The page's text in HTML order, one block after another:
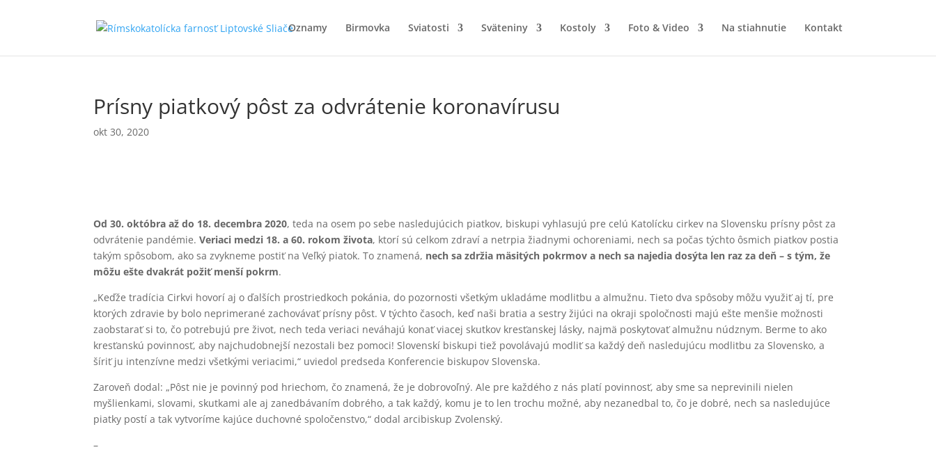
Oznamy Birmovka Sviatosti Sväteniny Kostoly Foto & Video Na stiahnutie Kontakt
Prísny piatkový pôst za odvrátenie koronavírusu
okt 30, 2020
Od 30. októbra až do 18. decembra 2020, teda na osem po sebe nasledujúcich piatkov, biskupi vyhlasujú pre celú Katolícku cirkev na Slovensku prísny pôst za
odvrátenie pandémie.Veriaci medzi 18. a 60. rokom života, ktorí sú celkom zdraví a netrpia žiadnymi ochoreniami, nech sa počas týchto ôsmich piatkov postia
takým spôsobom, ako sa zvykneme postiť na Veľký piatok. To znamená, nech sa zdržia mäsitých pokrmov a nech sa najedia dosýta len raz za deň – s tým, že
môžu ešte dvakrát požiť menší pokrm.
„Keďže tradícia Cirkvi hovorí aj o ďalších prostriedkoch pokánia, do pozornosti všetkým ukladáme modlitbu a almužnu. Tieto dva spôsoby môžu využiť aj tí, pre
ktorých zdravie by bolo neprimerané zachovávať prísny pôst. V týchto časoch, keď naši bratia a sestry žijúci na okraji spoločnosti majú ešte menšie možnosti
zaobstarať si to, čo potrebujú pre život, nech teda veriaci neváhajú konať viacej skutkov kresťanskej lásky, najmä poskytovať almužnu núdznym. Berme to ako
kresťanskú povinnosť, aby najchudobnejší nezostali bez pomoci! Slovenskí biskupi tiež povolávajú modliť sa každý deň nasledujúcu modlitbu za Slovensko, a
šíriť ju intenzívne medzi všetkými veriacimi,“ uviedol predseda Konferencie biskupov Slovenska.
Zaroveň dodal: „Pôst nie je povinný pod hriechom, čo znamená, že je dobrovoľný. Ale pre každého z nás platí povinnosť, aby sme sa neprevinili nielen
myšlienkami, slovami, skutkami ale aj zanedbávaním dobrého, a tak každý, komu je to len trochu možné, aby nezanedbal to, čo je dobré, nech sa nasledujúce
piatky postí a tak vytvoríme kajúce duchovné spoločenstvo,“ dodal arcibiskup Zvolenský.
–